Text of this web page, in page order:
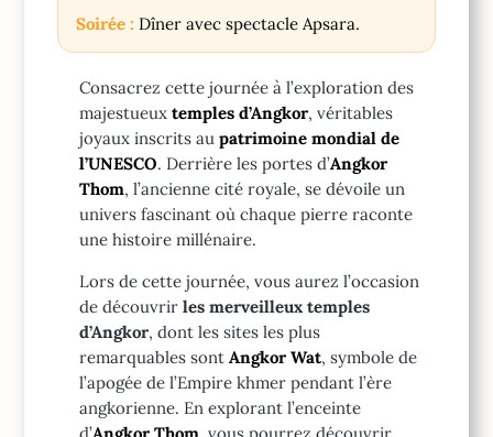
Soirée : Dîner avec spectacle Apsara.
Consacrez cette journée à l’exploration des
majestueuxtemples d’Angkor, véritables
joyaux inscrits aupatrimoine mondial de
l’UNESCO. Derrière les portes d’Angkor
Thom, l’ancienne cité royale, se dévoile un
univers fascinant où chaque pierre raconte
une histoire millénaire.
Lors de cette journée, vous aurez l’occasion
de découvrirles merveilleux temples
d’Angkor, dont les sites les plus
remarquables sontAngkor Wat, symbole de
l’apogée de l’Empire khmer pendant l’ère
angkorienne. En explorant l’enceinte